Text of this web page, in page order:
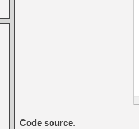
Code source.